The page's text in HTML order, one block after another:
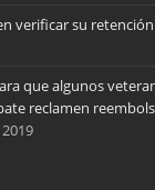
verificar su
que algunos
reclamen